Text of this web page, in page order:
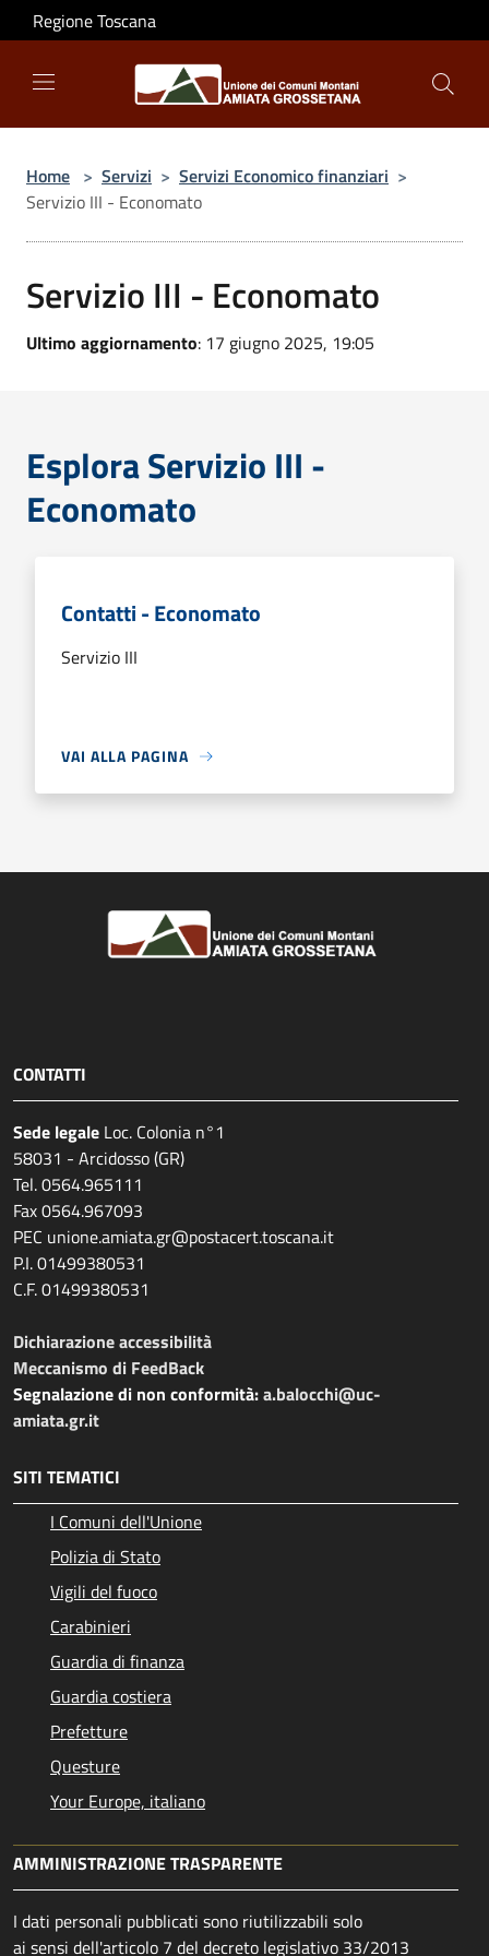
Salta al contenuto principale
Regione Toscana
Home > Servizi > Servizi Economico finanziari >
Servizio III - Economato
Servizio III - Economato
Ultimo aggiornamento: 17 giugno 2025, 19:05
Esplora Servizio III -
Economato
Contatti - Economato
Servizio III
VAI ALLA PAGINA
CONTATTI
Sede legale Loc. Colonia n°1
58031 - Arcidosso (GR)
Tel. 0564.965111
Fax 0564.967093
PEC unione.amiata.gr@postacert.toscana.it
P.I. 01499380531
C.F. 01499380531
Dichiarazione accessibilità
Meccanismo di FeedBack
Segnalazione di non conformità:a.balocchi@uc-
amiata.gr.it
SITI TEMATICI
I Comuni dell'Unione
Polizia di Stato
Vigili del fuoco
Carabinieri
Guardia di finanza
Guardia costiera
Prefetture
Questure
Your Europe, italiano
AMMINISTRAZIONE TRASPARENTE
I dati personali pubblicati sono riutilizzabili solo
ai sensi dell'articolo 7 del decreto legislativo 33/2013